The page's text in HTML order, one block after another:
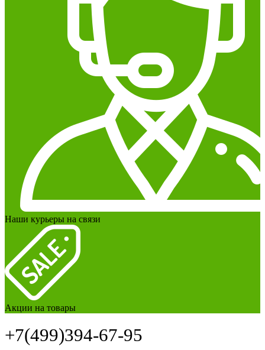
Наши курьеры на связи
Акции на товары
+7(499)394-67-95